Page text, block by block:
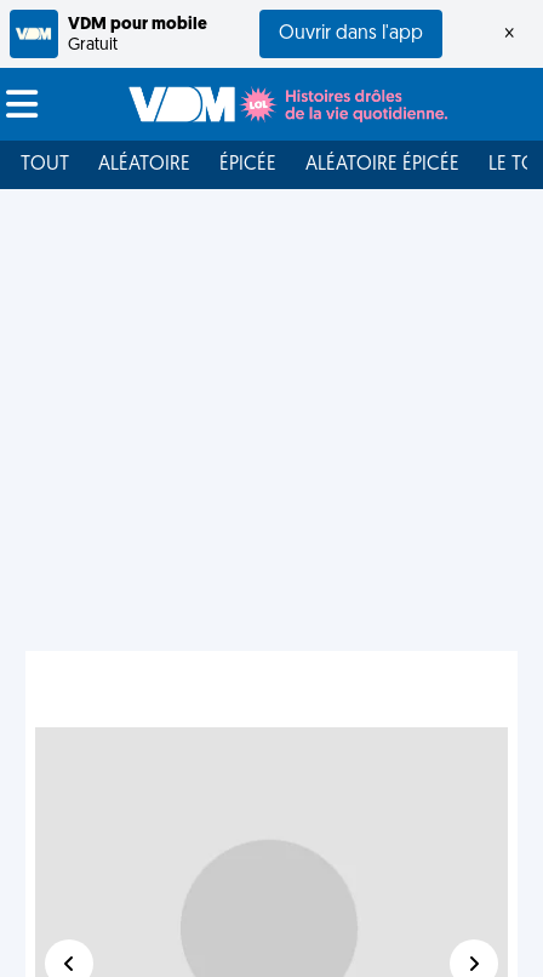
VDM pour mobile
Gratuit
Ouvrir dans l'app ×
TOUT ALÉATOIRE ÉPICÉE ALÉATOIRE ÉPICÉE LE